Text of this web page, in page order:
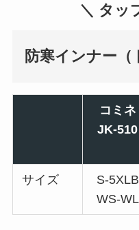
＼ タッ
防寒インナー（
コミネ
JK-510
サイズ
S-5XLB
WS-WL